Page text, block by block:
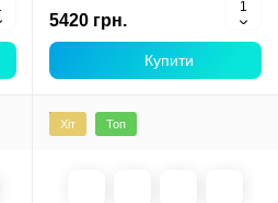
5420 грн.
Купити
Хіт Топ